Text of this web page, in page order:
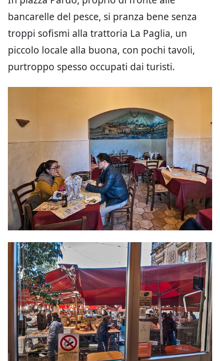
bancarelle del pesce, si pranza bene senza
troppi sofismi alla trattoria La Paglia, un
piccolo locale alla buona, con pochi tavoli,
purtroppo spesso occupati dai turisti.